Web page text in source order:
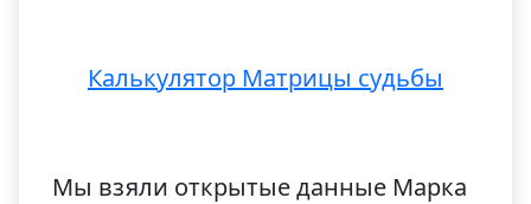
Калькулятор Матрицы судьбы
Мы взяли открытые данные Марка